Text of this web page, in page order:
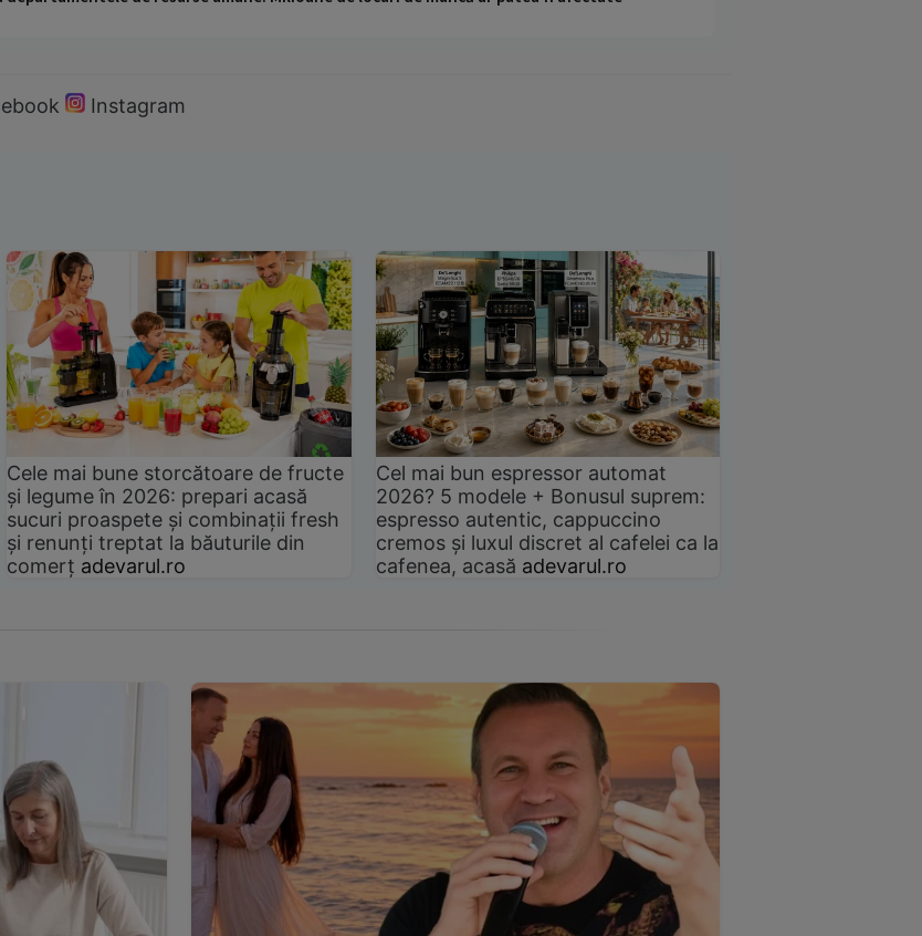
Instagram
Cele mai bune storcătoare de fructe
și legume în 2026: prepari acasă
sucuri proaspete și combinații fresh
și renunți treptat la băuturile din
comerț adevarul.ro
Cel mai bun espressor automat
2026? 5 modele + Bonusul suprem:
espresso autentic, cappuccino
cremos și luxul discret al cafelei ca la
cafenea, acasă adevarul.ro